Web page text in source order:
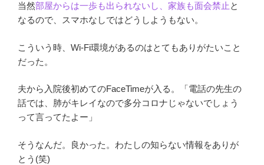
当然部屋からは一歩も出られないし、家族も面会禁止 と
なるので、スマホなしではどうしようもない。
こういう時、Wi-Fi環境があるのはとてもありがたいこと
だった。
夫から入院後初めてのFaceTimeが入る。「電話の先生の
話では、肺がキレイなので多分コロナじゃないでしょう
って言ってたよー」
そうなんだ。良かった。わたしの知らない情報をありが
とう(笑)